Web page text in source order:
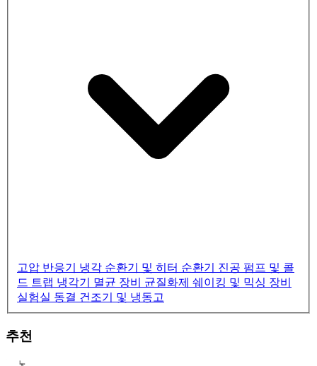
고압 반응기 냉각 순환기 및 히터 순환기 진공 펌프 및 콜
드 트랩 냉각기 멸균 장비 균질화제 쉐이킹 및 믹싱 장비
실험실 동결 건조기 및 냉동고
추천